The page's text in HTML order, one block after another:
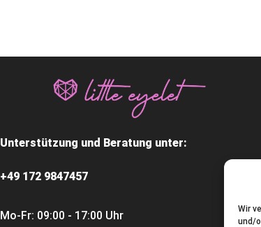
Wir
und/
Unterstützung und Beratung unter:
+49 172 9847457
Mo-Fr: 09:00 - 17:00 Uhr